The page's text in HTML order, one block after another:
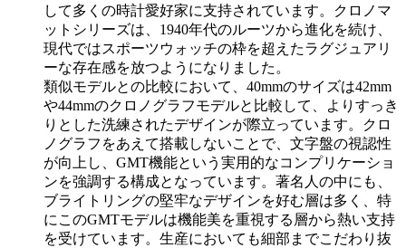
して多くの時計愛好家に支持されています。クロノマ
ットシリーズは、1940年代のルーツから進化を続け、
現代ではスポーツウォッチの枠を超えたラグジュアリ
ーな存在感を放つようになりました。
類似モデルとの比較において、40mmのサイズは42mm
や44mmのクロノグラフモデルと比較して、よりすっき
りとした洗練されたデザインが際立っています。クロ
ノグラフをあえて搭載しないことで、文字盤の視認性
が向上し、GMT機能という実用的なコンプリケーショ
ンを強調する構成となっています。著名人の中にも、
ブライトリングの堅牢なデザインを好む層は多く、特
にこのGMTモデルは機能美を重視する層から熱い支持
を受けています。生産においても細部までこだわり抜